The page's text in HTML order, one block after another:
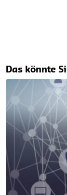
1
of
4
Das könnte